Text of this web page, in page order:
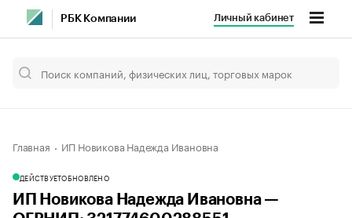
РБК Компании Личный кабинет
Главная ИП Новикова Надежда Ивановна
ДЕЙСТВУЕТОБНОВЛЕНО
ИП Новикова Надежда Ивановна —